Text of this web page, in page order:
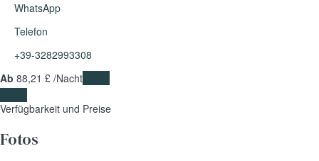
WhatsApp
Telefon
+39-3282993308
Ab 88,21 £ /Nacht
Verfügbarkeit und Preise
Fotos